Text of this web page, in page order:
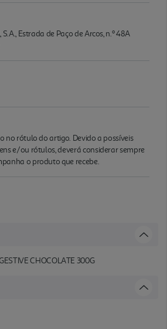
Estrada de Paço de Arcos, n.º 48A
no rótulo do artigo. Devido a possíveis
e/ou rótulos, deverá considerar sempre
o produto que recebe.
CHOCOLATE 300G